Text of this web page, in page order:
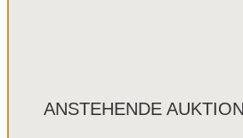
ANSTEHENDE